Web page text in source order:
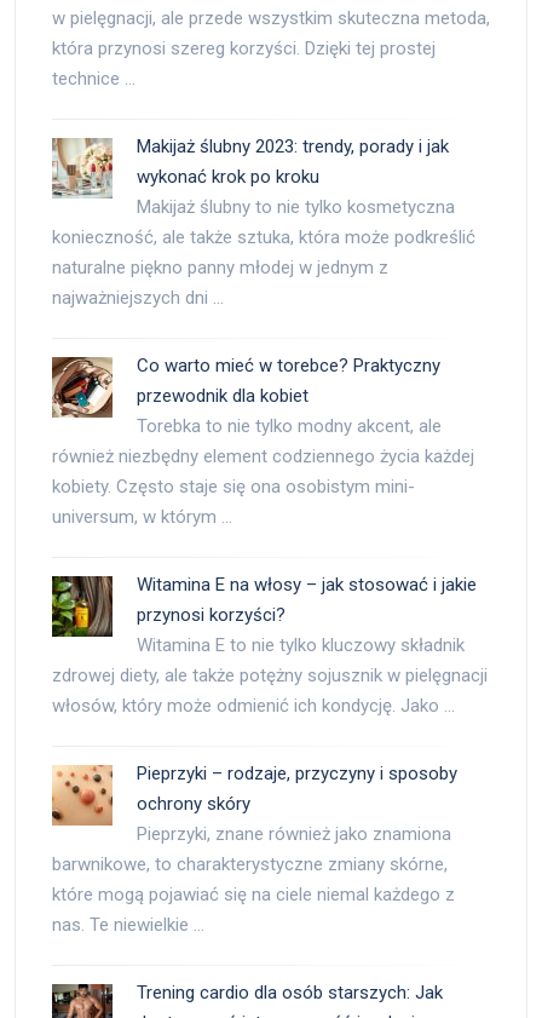
w pielęgnacji, ale przede wszystkim skuteczna metoda,
która przynosi szereg korzyści. Dzięki tej prostej
technice …
Makijaż ślubny 2023: trendy, porady i jak
wykonać krok po kroku
Makijaż ślubny to nie tylko kosmetyczna
konieczność, ale także sztuka, która może podkreślić
naturalne piękno panny młodej w jednym z
najważniejszych dni …
Co warto mieć w torebce? Praktyczny
przewodnik dla kobiet
Torebka to nie tylko modny akcent, ale
również niezbędny element codziennego życia każdej
kobiety. Często staje się ona osobistym mini-
universum, w którym …
Witamina E na włosy – jak stosować i jakie
przynosi korzyści?
Witamina E to nie tylko kluczowy składnik
zdrowej diety, ale także potężny sojusznik w pielęgnacji
włosów, który może odmienić ich kondycję. Jako …
Pieprzyki – rodzaje, przyczyny i sposoby
ochrony skóry
Pieprzyki, znane również jako znamiona
barwnikowe, to charakterystyczne zmiany skórne,
które mogą pojawiać się na ciele niemal każdego z
nas. Te niewielkie …
Trening cardio dla osób starszych: Jak